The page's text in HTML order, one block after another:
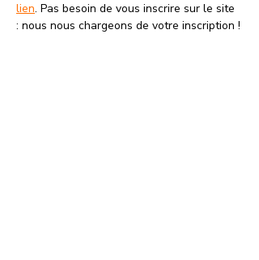
lien. Pas besoin de vous inscrire sur le site
: nous nous chargeons de votre inscription !